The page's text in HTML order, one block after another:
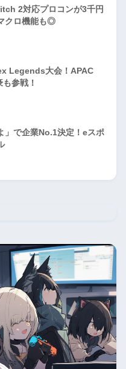
2対応プロコンが3千円
クロ機能も◎
Legends大会！APAC
参戦！
」で企業No.1決定！eスポ